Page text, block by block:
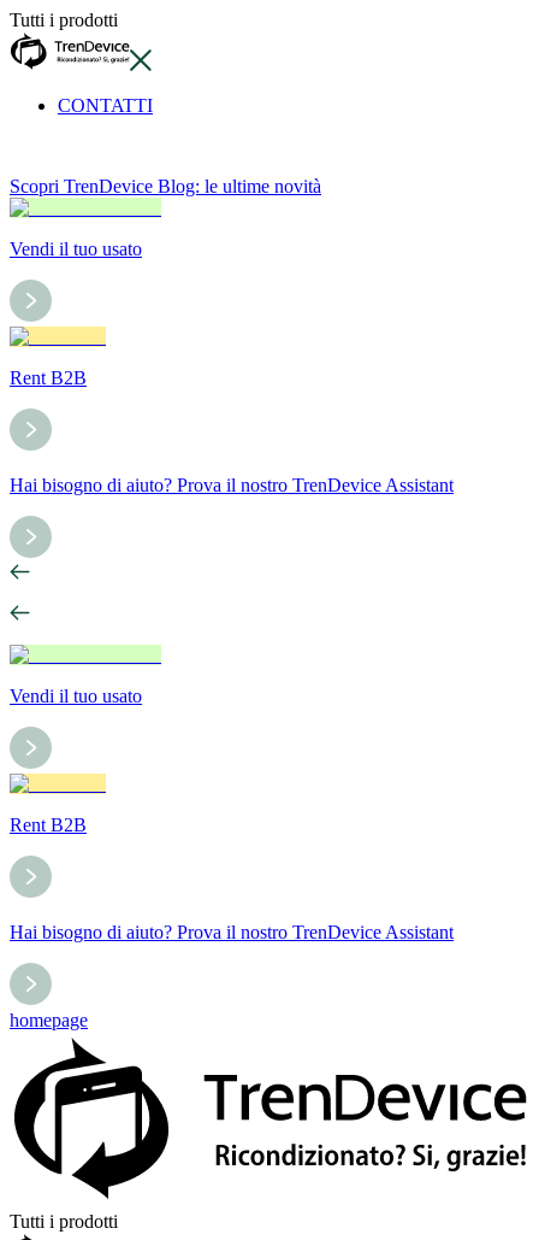
Tutti i prodotti
CONTATTI
Scopri TrenDevice Blog: le ultime novità
Vendi il tuo usato
Rent B2B
Hai bisogno di aiuto? Prova il nostro TrenDevice Assistant
Vendi il tuo usato
Rent B2B
Hai bisogno di aiuto? Prova il nostro TrenDevice Assistant
homepage
Tutti i prodotti